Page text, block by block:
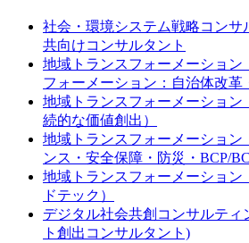
社会・環境システム戦略コンサ
共向けコンサルタント
地域トランスフォーメーション
フォーメーション：自治体改革
地域トランスフォーメーション
続的な価値創出）
地域トランスフォーメーション
ンス・安全保障・防災・BCP/
地域トランスフォーメーション
ドテック）
デジタル社会共創コンサルティ
ト創出コンサルタント)